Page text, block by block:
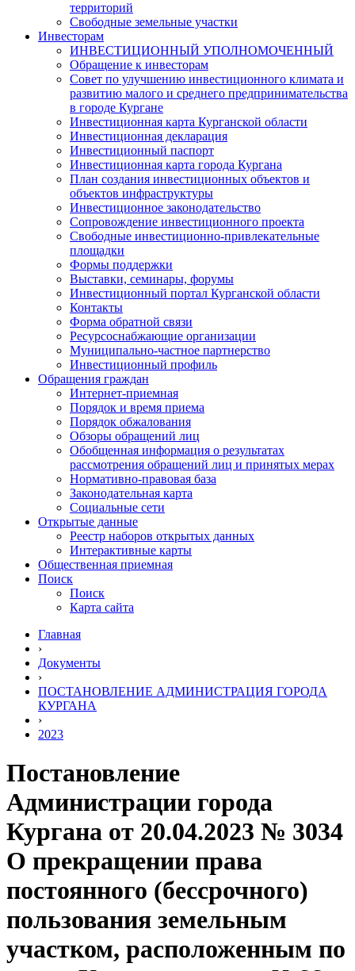
территорий
Свободные земельные участки
Инвесторам
ИНВЕСТИЦИОННЫЙ УПОЛНОМОЧЕННЫЙ
Обращение к инвесторам
Совет по улучшению инвестиционного климата и
развитию малого и среднего предпринимательства
в городе Кургане
Инвестиционная карта Курганской области
Инвестиционная декларация
Инвестиционный паспорт
Инвестиционная карта города Кургана
План создания инвестиционных объектов и
объектов инфраструктуры
Инвестиционное законодательство
Сопровождение инвестиционного проекта
Свободные инвестиционно-привлекательные
площадки
Формы поддержки
Выставки, семинары, форумы
Инвестиционный портал Курганской области
Контакты
Форма обратной связи
Ресурсоснабжающие организации
Муниципально-частное партнерство
Инвестиционный профиль
Обращения граждан
Интернет-приемная
Порядок и время приема
Порядок обжалования
Обзоры обращений лиц
Обобщенная информация о результатах
рассмотрения обращений лиц и принятых мерах
Нормативно-правовая база
Законодательная карта
Социальные сети
Открытые данные
Реестр наборов открытых данных
Интерактивные карты
Общественная приемная
Поиск
Поиск
Карта сайта
Главная
›
Документы
›
ПОСТАНОВЛЕНИЕ АДМИНИСТРАЦИЯ ГОРОДА
КУРГАНА
›
2023
Постановление
Администрации города
Кургана от 20.04.2023 № 3034
О прекращении права
постоянного (бессрочного)
пользования земельным
участком, расположенным по